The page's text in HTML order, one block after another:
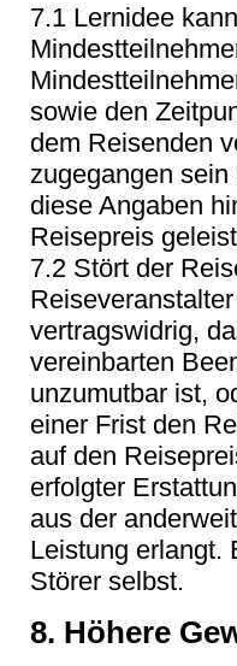
7.1 Lernidee
sowie den
dem Reisenden
zugegangen
diese Angaben
Reisepreis
7.2 Stört der
vertragswidrig,
vereinbarten
unzumutbar ist,
einer Frist den
auf den
erfolgter
aus der
Leistung erlangt.
Störer selbst.
8. Höhere